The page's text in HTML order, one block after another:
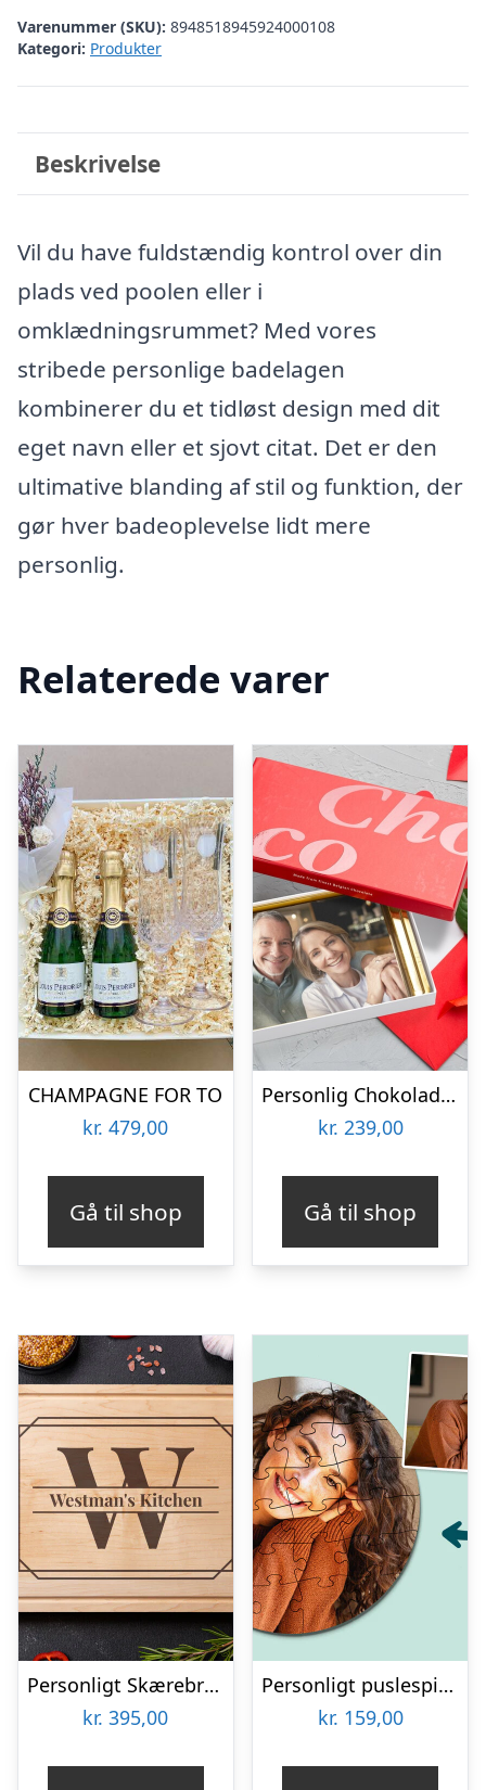
Varenummer (SKU): 8948518945924000108
Kategori: Produkter
Beskrivelse
Vil du have fuldstændig kontrol over din
plads ved poolen eller i
omklædningsrummet? Med vores
stribede personlige badelagen
kombinerer du et tidløst design med dit
eget navn eller et sjovt citat. Det er den
ultimative blanding af stil og funktion, der
gør hver badeoplevelse lidt mere
personlig.
Relaterede varer
CHAMPAGNE FOR TO
kr. 479,00
Gå til shop
Personlig Chokoladeplade med Billede
kr. 239,00
Gå til shop
Personligt Skærebræt i Træ med Bogstav & Tekst
kr. 395,00
Personligt puslespil med Billede – Rundt
kr. 159,00